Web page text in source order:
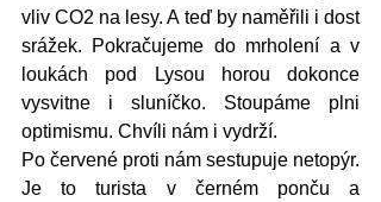
vliv CO2 na lesy. A teď by naměřili i dost
srážek. Pokračujeme do mrholení a v
loukách pod Lysou horou dokonce
vysvitne i sluníčko. Stoupáme plni
optimismu. Chvíli nám i vydrží.
Po červené proti nám sestupuje netopýr.
Je to turista v černém ponču a